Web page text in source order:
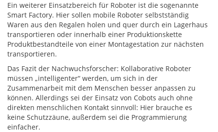
Ein weiterer Einsatzbereich für Roboter ist die sogenannte
Smart Factory. Hier sollen mobile Roboter selbstständig
Waren aus den Regalen holen und quer durch ein Lagerhaus
transportieren oder innerhalb einer Produktionskette
Produktbestandteile von einer Montagestation zur nächsten
transportieren.
Das Fazit der Nachwuchsforscher: Kollaborative Roboter
müssen „intelligenter“ werden, um sich in der
Zusammenarbeit mit dem Menschen besser anpassen zu
können. Allerdings sei der Einsatz von Cobots auch ohne
direkten menschlichen Kontakt sinnvoll: Hier brauche es
keine Schutzzäune, außerdem sei die Programmierung
einfacher.